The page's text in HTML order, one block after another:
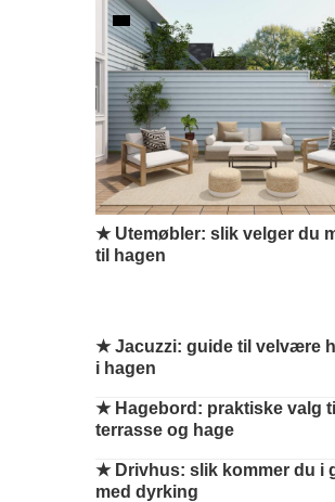
★ Utemøbler: slik velger du
til hagen
★Jacuzzi: guide til velvære
i hagen
★ Hagebord: praktiske valg til
terrasse og hage
★ Drivhus: slik kommer du i
med dyrking